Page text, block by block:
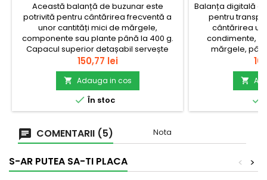
Această balanță de buzunar este
potrivită pentru cântărirea frecventă a
unor cantități mici de mărgele,
componente sau plante până la 400 g.
Capacul superior detașabil servește
drept tavă, astfel încât o cantitate mai
mare de obiecte mărunte are o
suprafață stabilă, iar funcția TARE
resetează greutatea recipientului înainte
de...
Pret
150,77 lei
 Adauga in cos
 În stoc
Balanța digitală
pentru
cântărirea
condimente,
mărgele,
detașabil,
recipient,
iluminat
aveți la


COMENTARII (5) Nota
S-AR PUTEA SA-TI PLACA >
<